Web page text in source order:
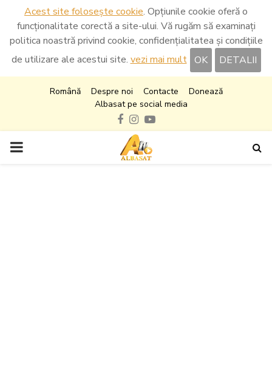
Acest site folosește cookie. Opțiunile cookie oferă o
funcționalitate corectă a site-ului. Vă rugăm să examinați
politica noastră privind cookie, confidențialitatea și condițiile
de utilizare ale acestui site. vezi mai mult OK DETALII
Română Despre noi Contacte
Donează
Albasat pe social media
Facebook
Instagram
Youtube
PRIMARY